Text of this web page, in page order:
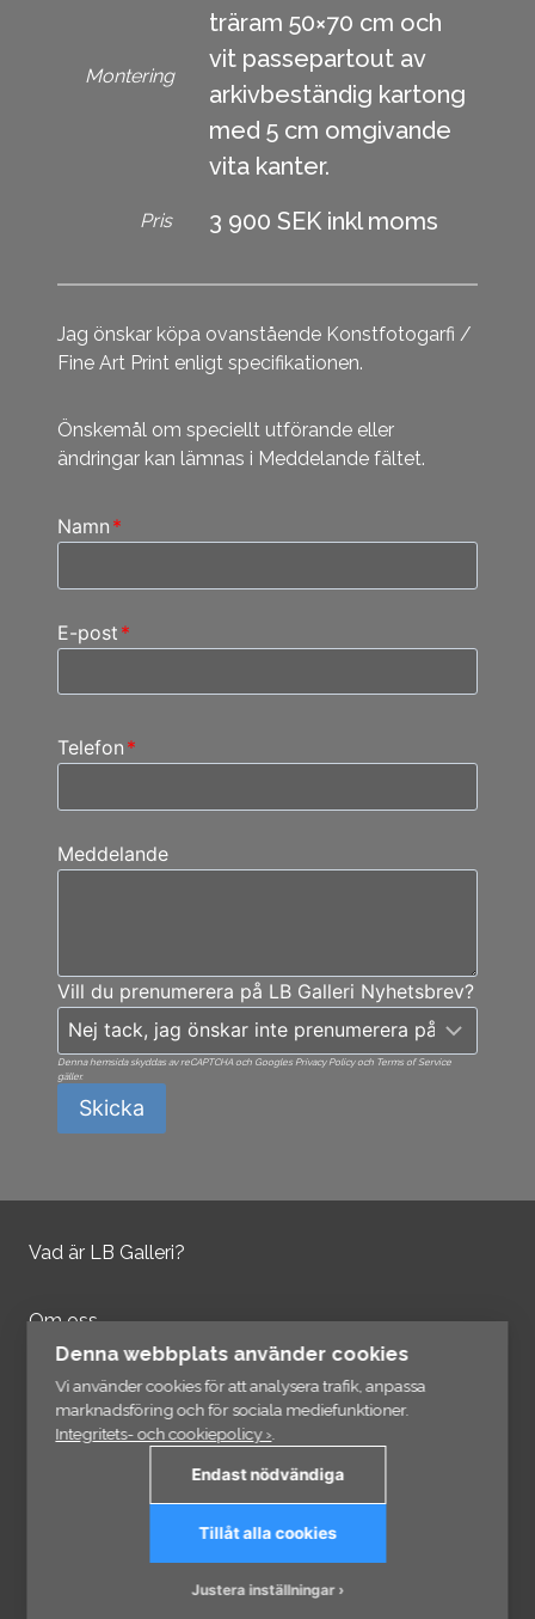
Montering
träram 50×70 cm och
vit passepartout av
arkivbeständig kartong
med 5 cm omgivande
vita kanter.
Pris 3 900 SEK inkl moms
Jag önskar köpa ovanstående Konstfotogarfi /
Fine Art Print enligt specifikationen.
Önskemål om speciellt utförande eller
ändringar kan lämnas i Meddelande fältet.
Namn *
E-post *
Telefon *
Meddelande
Vill du prenumerera på LB Galleri Nyhetsbrev?
Denna hemsida skyddas av reCAPTCHA och Googles Privacy Policy och Terms of Service
gäller.
Skicka
Vad är LB Galleri?
Om oss
Kontakta oss
Integritetspolicy
Denna webbplats använder cookies
Vi använder cookies för att analysera trafik, anpassa
marknadsföring och för sociala mediefunktioner.
Integritets- och cookiepolicy ›.
Endast nödvändiga
Tillåt alla cookies
Justera inställningar